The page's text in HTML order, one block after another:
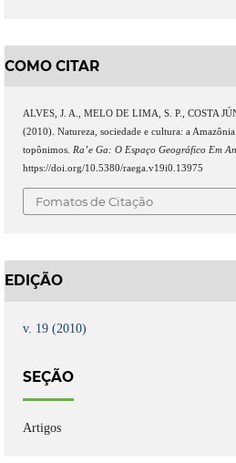
COMO CITAR
ALVES, J. A., MELO DE LIMA, S. P., COSTA
(2010). Natureza, sociedade e cultura: a
topônimos. Ra’e Ga: O Espaço Geográfico Em
https://doi.org/10.5380/raega.v19i0.13975
Fomatos de Citação
EDIÇÃO
v. 19 (2010)
SEÇÃO
Artigos